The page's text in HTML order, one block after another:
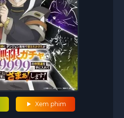
Xem phim